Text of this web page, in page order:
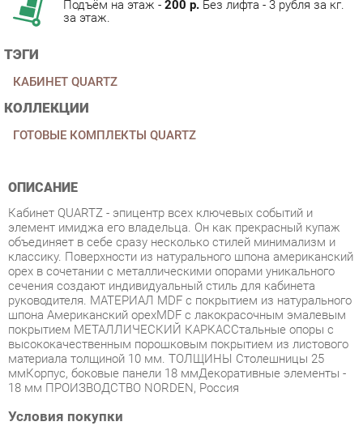
ТЭГИ
ОПИСАНИЕ
элемент имиджа его владельца. Он как прекрасный купаж
объединяет в себе сразу несколько стилей минимализм и
классику. Поверхности из натурального шпона американский
орех в сочетании с металлическими опорами уникального
сечения создают индивидуальный стиль для кабинета
руководителя. МАТЕРИАЛ MDF с покрытием из натурального
шпона Американский орехMDF с лакокрасочным эмалевым
покрытием МЕТАЛЛИЧЕСКИЙ КАРКАССтальные опоры с
высококачественным порошковым покрытием из листового
материала толщиной 10 мм. ТОЛЩИНЫ Столешницы 25
ммКорпус, боковые панели 18 ммДекоративные элементы -
18 мм ПРОИЗВОДСТВО NORDEN, Россия
Условия покупки
Благодаря качественным фото, исчерпывающей информации
покупателей маркетплэйса «Мягкая мебель Екатеринбург»